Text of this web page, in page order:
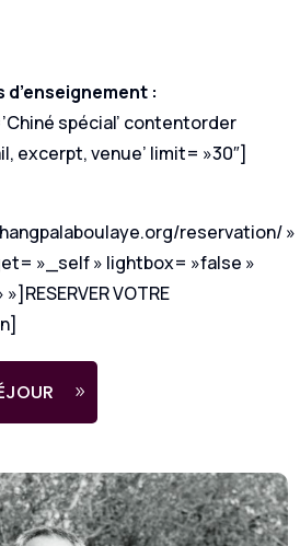
:
spécial’ contentorder
excerpt, venue’ limit= »30″]
reservation/ »
»_self » lightbox= »false »
VOTRE